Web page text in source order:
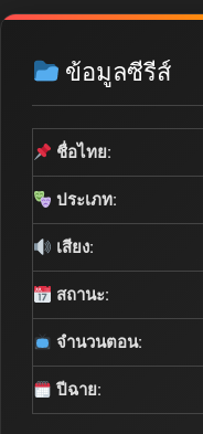
ข้อมูลซีรีส์
ชื่อไทย:
ประเภท:
เสียง:
สถานะ:
จำนวนตอน:
ปีฉาย: